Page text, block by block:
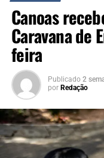
Canoas
Caravana de
feira
Publicado 2
por Redação